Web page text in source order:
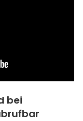
bei